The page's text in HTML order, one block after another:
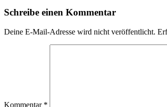
Schreibe einen Kommentar
Deine E-Mail-Adresse wird nicht veröffentlicht.
Kommentar *